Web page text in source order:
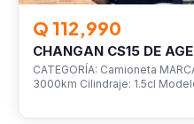
Q 112,990
CHANGAN CS15 DE
CATEGORÍA: Camioneta
3000km Cilindraje: 1.5cl